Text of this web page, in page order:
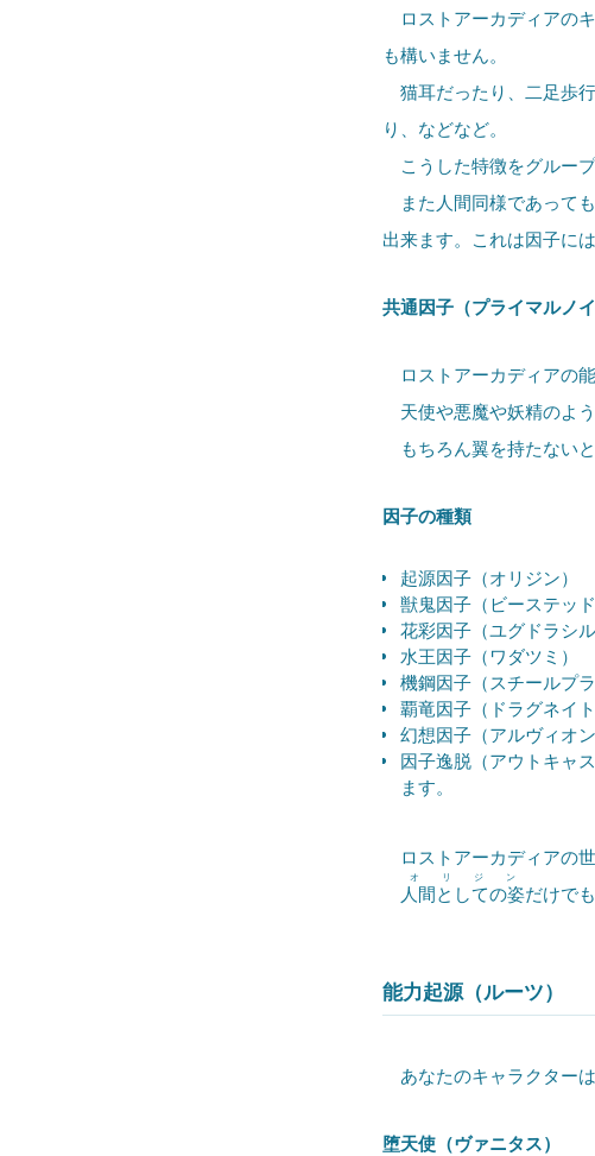
ロストアーカディアの
も構いません。
猫耳だったり、二足歩
り、などなど。
こうした特徴をグルー
また人間同様であって
出来ます。これは因子に
共通因子（プライマルノイ
ロストアーカディアの
天使や悪魔や妖精のよ
もちろん翼を持たない
因子の種類
起源因子（オリジン）
獣鬼因子（ビーステッ
花彩因子（ユグドラシ
水王因子（ワダツミ）
機鋼因子（スチールプ
覇竜因子（ドラグネイ
幻想因子（アルヴィオ
因子逸脱（アウトキャ
ます。
ロストアーカディアの
人間としての姿
オリジン
だけで
能力起源（ルーツ）
あなたのキャラクター
堕天使（ヴァニタス）